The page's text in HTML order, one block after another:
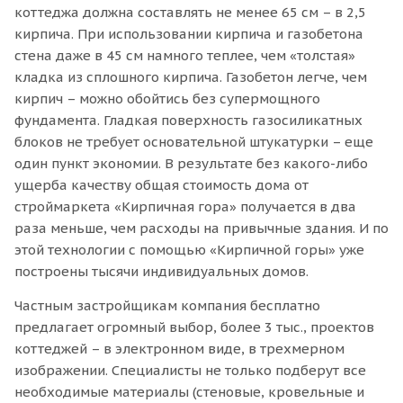
коттеджа должна составлять не менее 65 см – в 2,5
кирпича. При использовании кирпича и газобетона
стена даже в 45 см намного теплее, чем «толстая»
кладка из сплошного кирпича. Газобетон легче, чем
кирпич – можно обойтись без супермощного
фундамента. Гладкая поверхность газосиликатных
блоков не требует основательной штукатурки – еще
один пункт экономии. В результате без какого-либо
ущерба качеству общая стоимость дома от
строймаркета «Кирпичная гора» получается в два
раза меньше, чем расходы на привычные здания. И по
этой технологии с помощью «Кирпичной горы» уже
построены тысячи индивидуальных домов.
Частным застройщикам компания бесплатно
предлагает огромный выбор, более 3 тыс., проектов
коттеджей – в электронном виде, в трехмерном
изображении. Специалисты не только подберут все
необходимые материалы (стеновые, кровельные и